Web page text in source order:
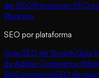
del SEOPrevisiones SEO
Planning
SEO por plataforma
Guía SEO de ShopifyGuía
de Adobe Commerce
BigCommerceSEO de